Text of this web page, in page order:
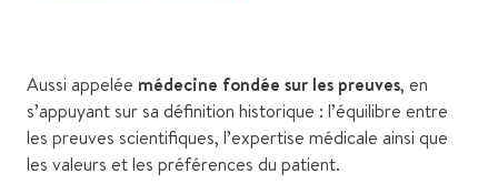
Aussi appelée médecine fondée sur les preuves, en
s’appuyant sur sa définition historique : l’équilibre entre
les preuves scientifiques, l’expertise médicale ainsi que
les valeurs et les préférences du patient.